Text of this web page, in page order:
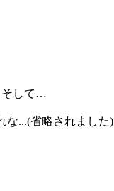
そして…
な...(省略されました)